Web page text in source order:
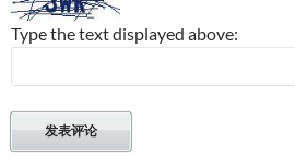
Type the text displayed above: